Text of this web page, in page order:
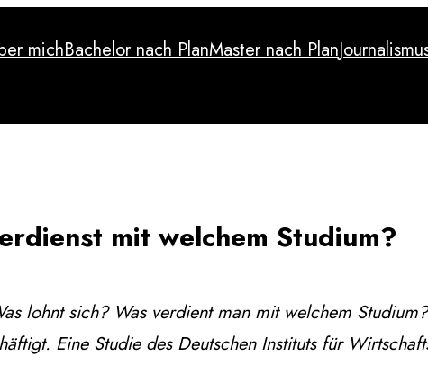
michBachelor nach PlanMaster nach Plan
mit welchem Studium?
lohnt sich? Was verdient man mit welchem
Eine Studie des Deutschen Instituts für